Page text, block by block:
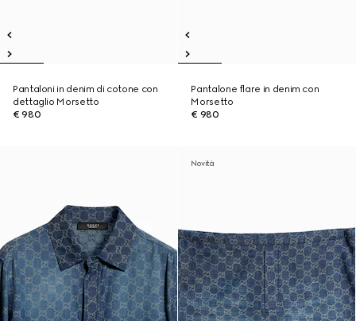
Pantaloni in denim di cotone con
dettaglio Morsetto
€ 980
Pantalone flare in denim con
Morsetto
€ 980
Novità